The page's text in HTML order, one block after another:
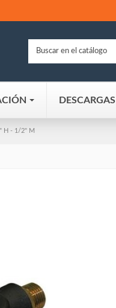
DESCARGAS
H - 1/2" M